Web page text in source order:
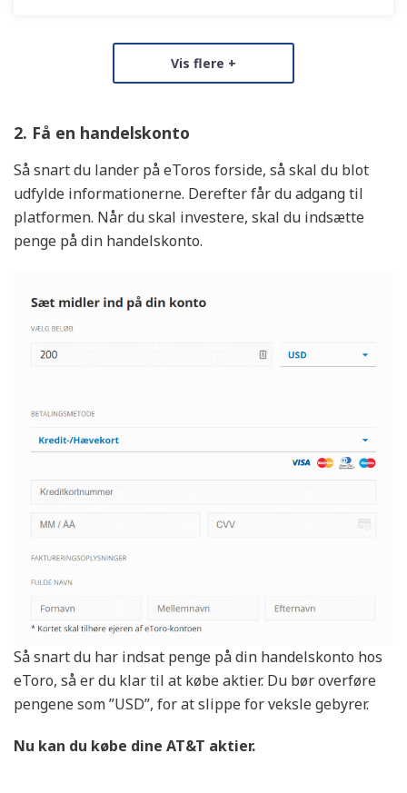
Unikke fordele
Tilbyder Aktiesparekonto
Tilbyder Ratepension, Livrente og Aldersopsparing
Kurtage fra
Fra 0 kr.
Vurdering af Mobilapp
Vis flere +
2. Få en handelskonto
Så snart du lander på eToros forside, så skal du blot
udfylde informationerne. Derefter får du adgang til
platformen. Når du skal investere, skal du indsætte
penge på din handelskonto.
Så snart du har indsat penge på din handelskonto hos
eToro, så er du klar til at købe aktier. Du bør overføre
pengene som ”USD”, for at slippe for veksle gebyrer.
Nu kan du købe dine AT&T aktier.